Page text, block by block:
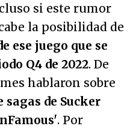
si este rumor
la posibilidad de
ese juego que se
Q4 de 2022. De
hablaron sobre
sagas de Sucker
. Por